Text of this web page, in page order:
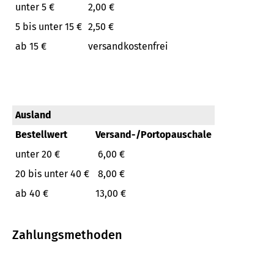
unter 5 €
2,00 €
5 bis unter 15 € 2,50 €
ab 15 €
versandkostenfrei
Ausland
Bestellwert
Versand-/Portopauschale
unter 20 €
6,00 €
20 bis unter 40 €
8,00 €
ab 40 €
13,00 €
Zahlungsmethoden